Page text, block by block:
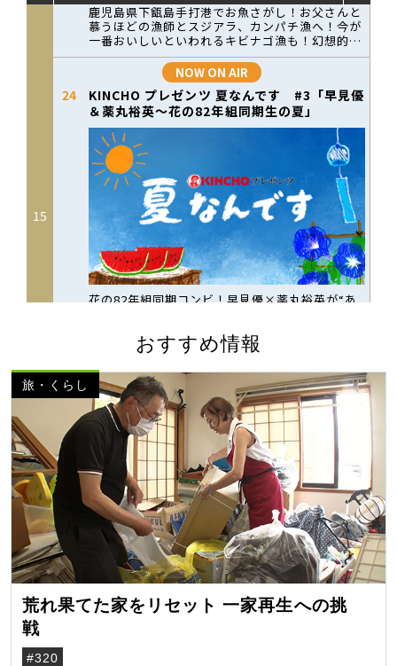
おすすめ情報
旅・くらし
荒れ果てた家をリセット 一家再生への挑
戦
#320